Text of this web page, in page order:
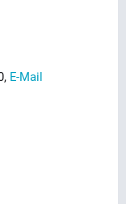
E-Mail